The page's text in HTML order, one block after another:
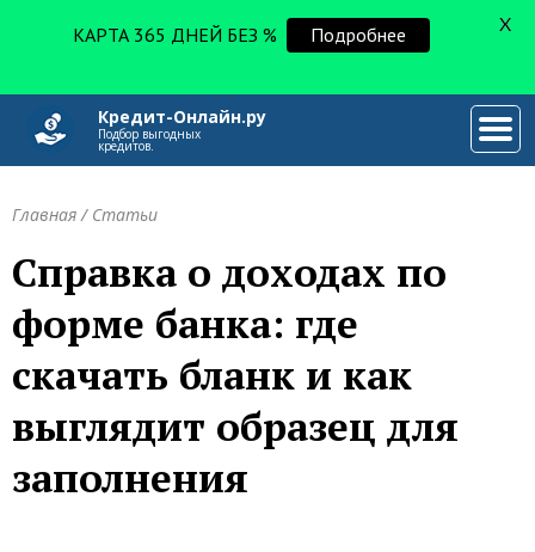
Кредит-Онлайн.ру
Подбор выгодных
кредитов.
###
Главная/ Статьи
Справка о доходах по
форме банка: где
скачать бланк и как
выглядит образец для
заполнения
КАРТА 365 ДНЕЙ БЕЗ % Подробнее X